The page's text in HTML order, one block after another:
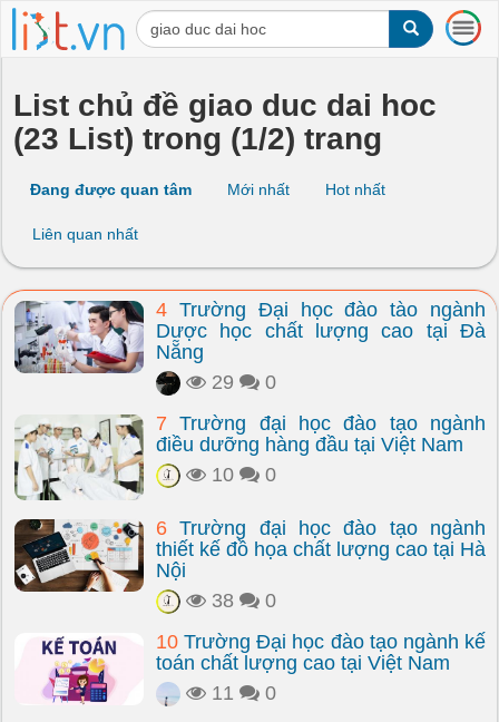
T
o
a
t
i
o
List chủ đề giao duc dai hoc
(23 List) trong (1/2) trang
Đang được quan tâm Mới nhất Hot nhất
Liên quan nhất
4 Trường Đại học đào tào ngành
Dược học chất lượng cao tại Đà
Nẵng
29
0
7 Trường đại học đào tạo ngành
điều dưỡng hàng đầu tại Việt Nam
10
0
6 Trường đại học đào tạo ngành
thiết kế đồ họa chất lượng cao tại Hà
Nội
38
0
10 Trường Đại học đào tạo ngành kế
toán chất lượng cao tại Việt Nam
11
0